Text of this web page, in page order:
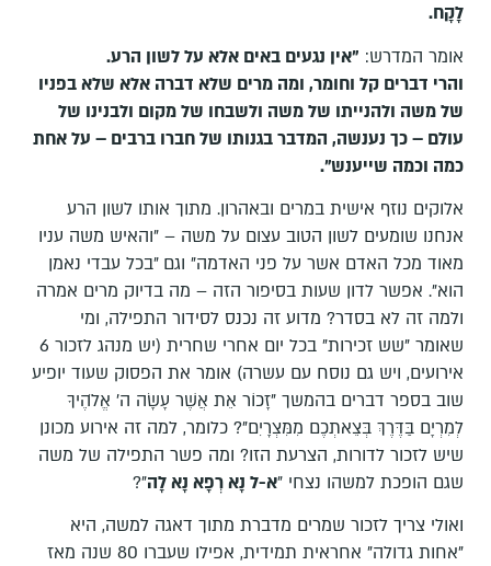
לָקָח.
אומר המדרש: "אין נגעים באים אלא על לשון הרע.
והרי דברים קל וחומר, ומה מרים שלא דברה אלא שלא בפניו
של משה ולהנייתו של משה ולשבחו של מקום ולבנינו של
עולם – כך נענשה, המדבר בגנותו של חברו ברבים – על אחת
כמה וכמה שייענש".
אלוקים נוזף אישית במרים ובאהרון. מתוך אותו לשון הרע
אנחנו שומעים לשון הטוב עצום על משה – "והאיש משה עניו
מאוד מכל האדם אשר על פני האדמה" וגם "בכל עבדי נאמן
הוא". אפשר לדון שעות בסיפור הזה – מה בדיוק מרים אמרה
ולמה זה לא בסדר? מדוע זה נכנס לסידור התפילה, ומי
שאומר "שש זכירות" בכל יום אחרי שחרית (יש מנהג לזכור 6
אירועים, ויש גם נוסח עם עשרה) אומר את הפסוק שעוד יופיע
שוב בספר דברים בהמשך "זָכוֹר אֵת אֲשֶׁר עָשָׂה ה' אֱלֹהֶיךָ
לְמִרְיָם בַּדֶּרֶךְ בְּצֵאתְכֶם מִמִּצְרָיִם"? כלומר, למה זה אירוע מכונן
שיש לזכור לדורות, הצרעת הזו? ומה פשר התפילה של משה
שגם הופכת למשהו נצחי "א-ל נָא רְפָא נָא לָה"?
ואולי צריך לזכור שמרים מדברת מתוך דאגה למשה, היא
"אחות גדולה" אחראית תמידית, אפילו שעברו 80 שנה מאז